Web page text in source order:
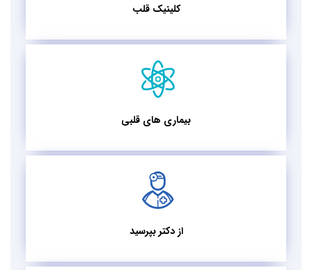
کلینیک قلب
بیماری های قلبی
از دکتر بپرسید